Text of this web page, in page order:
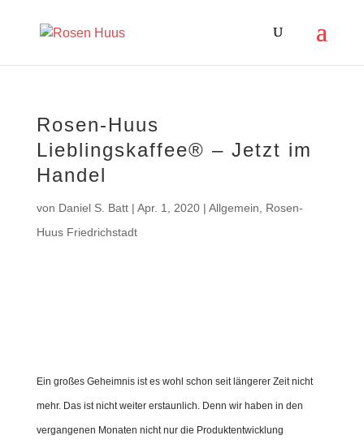
Rosen-Huus
Lieblingskaffee® – Jetzt im
Handel
von Daniel S. Batt| Apr. 1, 2020| Allgemein
Rosen-
Huus Friedrichstadt
Ein großes Geheimnis ist es wohl schon seit längerer Zeit nicht
mehr. Das ist nicht weiter erstaunlich. Denn wir haben in den
vergangenen Monaten nicht nur die Produktentwicklung